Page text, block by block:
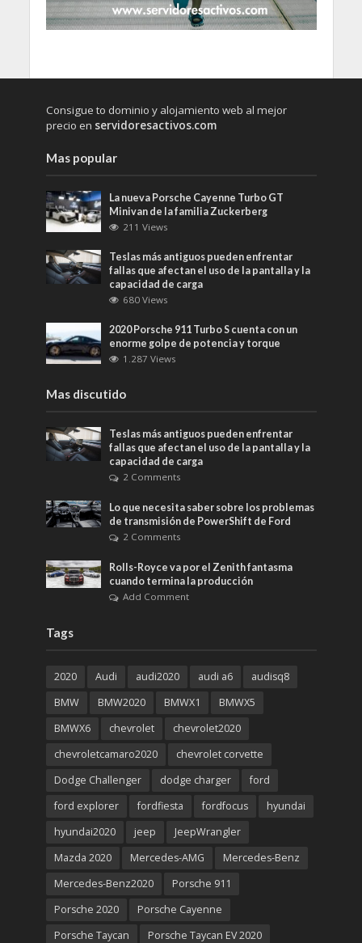
Consigue to dominio y alojamiento web al mejor
precio en servidoresactivos.com
Mas popular
La nueva Porsche Cayenne Turbo GT
Minivan de la familia Zuckerberg
211 Views
Teslas más antiguos pueden enfrentar
fallas que afectan el uso de la pantalla y la
capacidad de carga
680 Views
2020 Porsche 911 Turbo S cuenta con un
enorme golpe de potencia y torque
1.287 Views
Mas discutido
Teslas más antiguos pueden enfrentar
fallas que afectan el uso de la pantalla y la
capacidad de carga
2 Comments
Lo que necesita saber sobre los problemas
de transmisión de PowerShift de Ford
2 Comments
Rolls-Royce va por el Zenith fantasma
cuando termina la producción
Add Comment
Tags
2020 Audi audi2020 audi a6
audisq8
BMW
BMW2020 BMWX1
BMWX5
BMWX6
chevrolet
chevrolet2020
chevroletcamaro2020
chevrolet corvette
Dodge Challenger
dodge charger
ford
ford explorer
fordfiesta fordfocus
hyundai
hyundai2020
jeep
JeepWrangler
Mazda 2020
Mercedes-AMG
Mercedes-Benz
Mercedes-Benz2020
Porsche 911
Porsche 2020
Porsche Cayenne
Porsche Taycan
Porsche Taycan EV 2020